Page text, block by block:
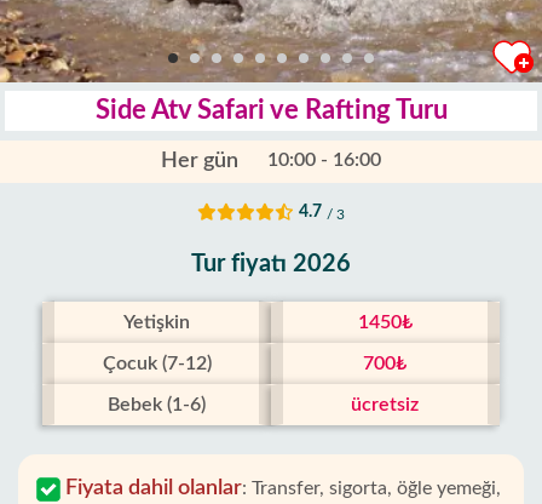
Side Atv Safari ve Rafting Turu
Her gün 10:00 - 16:00
4.7 / 3
Tur fiyatı 2026
Yetişkin 1450₺
Çocuk (7-12) 700₺
Bebek (1-6) ücretsiz
Fiyata dahil olanlar: Transfer, sigorta, öğle yemeği,